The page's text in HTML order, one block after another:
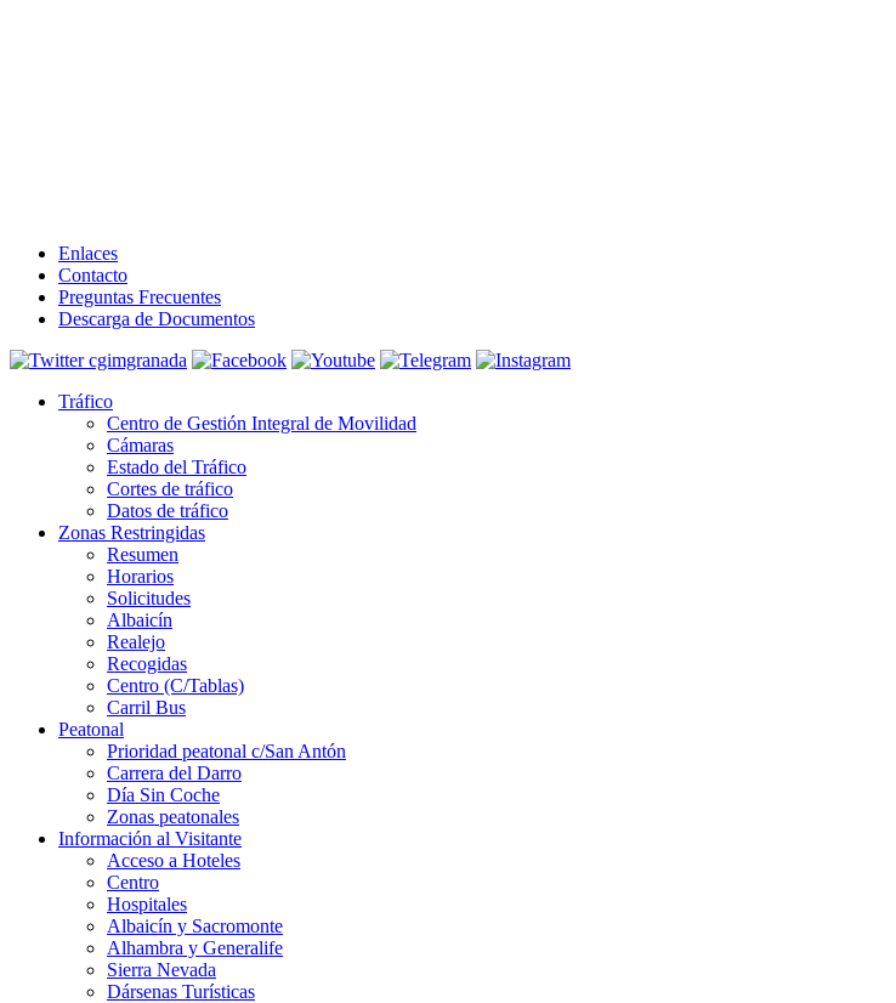
Enlaces
Contacto
Preguntas Frecuentes
Descarga de Documentos
Tráfico
Centro de Gestión Integral de Movilidad
Cámaras
Estado del Tráfico
Cortes de tráfico
Datos de tráfico
Zonas Restringidas
Resumen
Horarios
Solicitudes
Albaicín
Realejo
Recogidas
Centro (C/Tablas)
Carril Bus
Peatonal
Prioridad peatonal c/San Antón
Carrera del Darro
Día Sin Coche
Zonas peatonales
Información al Visitante
Acceso a Hoteles
Centro
Hospitales
Albaicín y Sacromonte
Alhambra y Generalife
Sierra Nevada
Dársenas Turísticas